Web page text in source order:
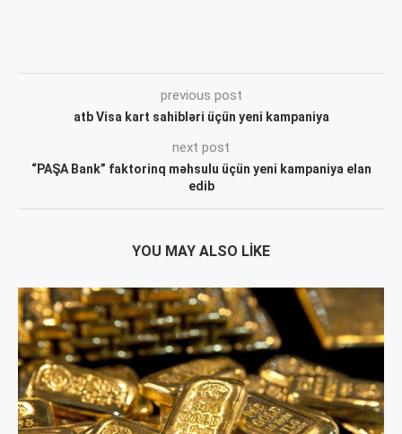
previous post
atb Visa kart sahibləri üçün yeni kampaniya
next post
“PAŞA Bank” faktorinq məhsulu üçün yeni kampaniya elan
edib
YOU MAY ALSO LIKE